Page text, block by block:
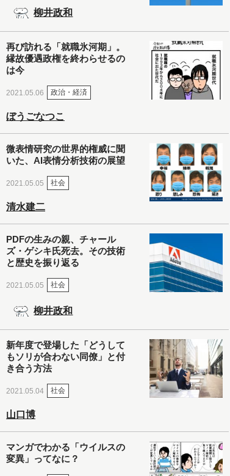
柳井政和
再び訪れる「就職氷河期」。
縁故優遇政権を終わらせるの
は今
2021.05.06 政治・経済
ぼうごなつこ
微表情研究の世界的権威に聞
いた、AI表情分析技術の展望
2021.05.05 社会
清水建二
PDFの生みの親、チャール
ズ・ゲシキ氏死去。その技術
と歴史を振り返る
2021.05.05 社会
柳井政和
新年度で登場した「どうして
もソリが合わない同僚」と付
き合う方法
2021.05.04 社会
山口博
マンガでわかる「ウイルスの
変異」ってなに？